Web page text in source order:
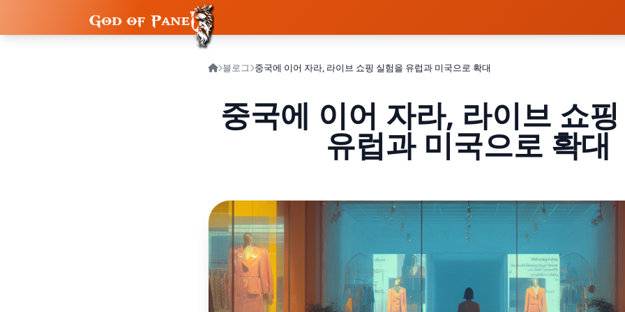
블로그 중국에 이어 자라, 라이브 쇼핑 실험을 유럽과 미국으로 확대
중국에 이어 자라, 라이브 쇼
유럽과 미국으로 확대